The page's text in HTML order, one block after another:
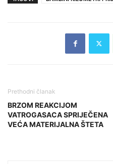
Prethodni članak
BRZOM REAKCIJOM
VATROGASACA SPRIJEČENA
VEĆA MATERIJALNA ŠTETA